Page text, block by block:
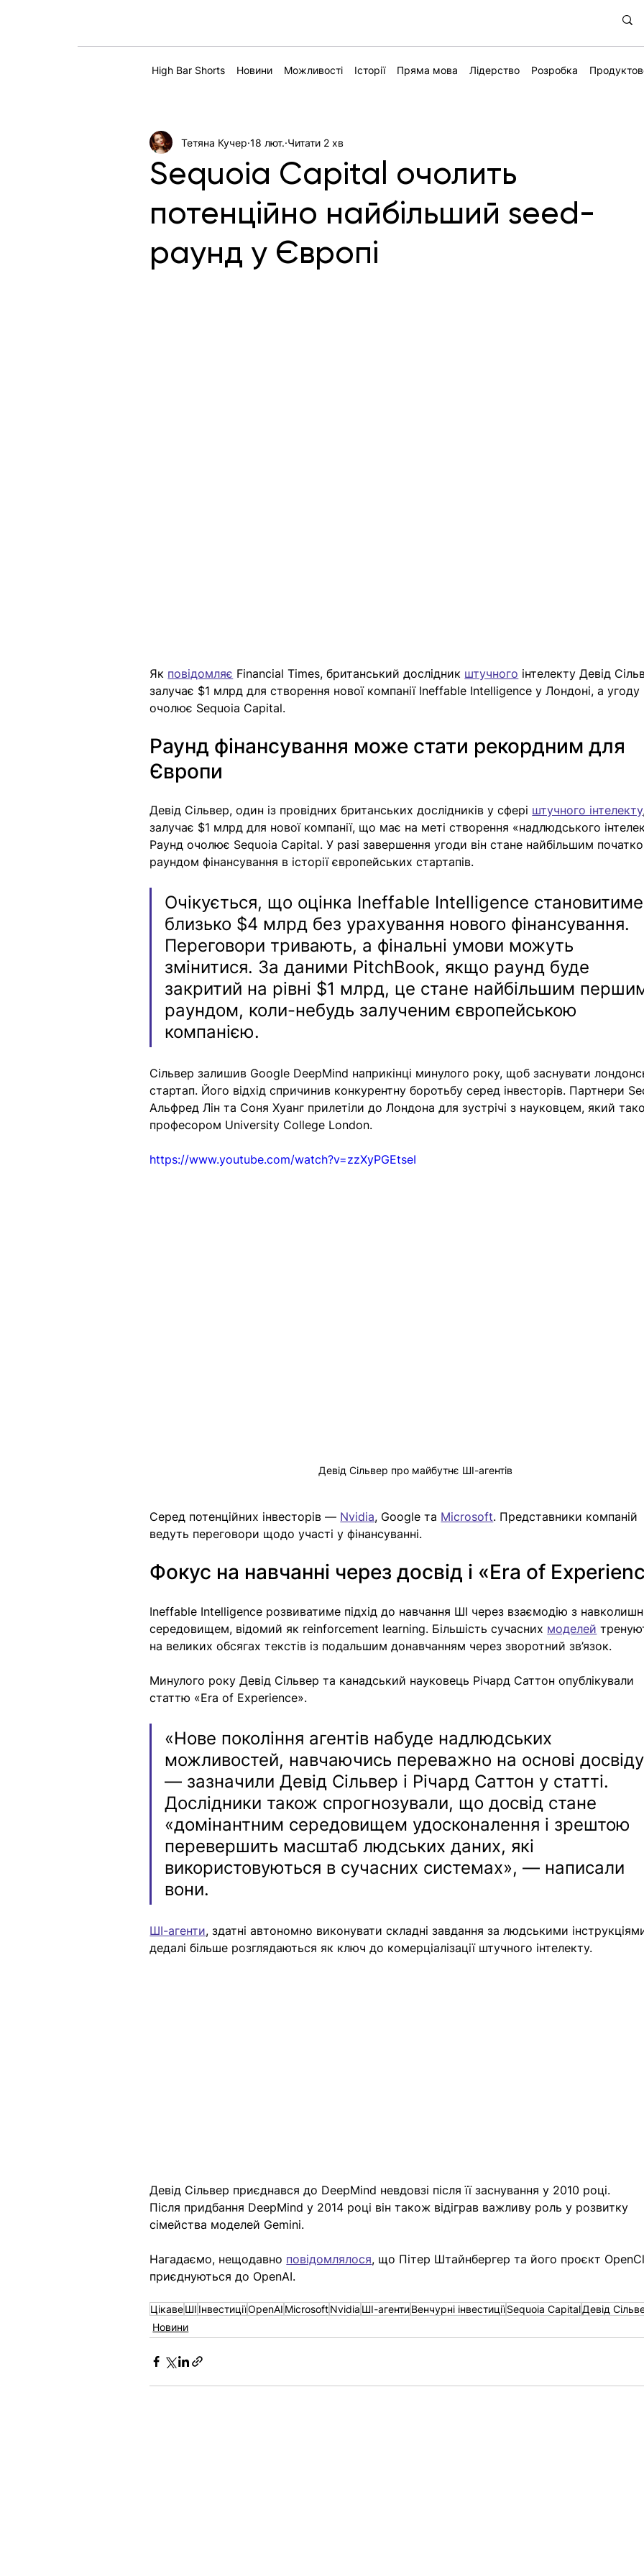
High Bar Shorts Новини Можливості Історії Пряма мова Лідерство Розробка
Sequoia Capital очолить
потенційно найбільший seed-
раунд у Європі
Тетяна Кучер 18 лют. Читати 2 хв
Як повідомляє Financial Times, британський дослідник штучного інтелекту Девід
залучає $1 млрд для створення нової компанії Ineffable Intelligence у Лондоні, а угоду
очолює Sequoia Capital.
Раунд фінансування може стати рекордним для
Європи
Девід Сільвер, один із провідних британських дослідників у сфері штучного інтелекту
залучає $1 млрд для нової компанії, що має на меті створення «надлюдського
Раунд очолює Sequoia Capital. У разі завершення угоди він стане найбільшим
раундом фінансування в історії європейських стартапів.
Очікується, що оцінка Ineffable Intelligence
близько $4 млрд без урахування нового фінансування.
Переговори тривають, а фінальні умови можуть
змінитися. За даними PitchBook, якщо раунд буде
закритий на рівні $1 млрд, це стане найбільшим
раундом, коли-небудь залученим європейською
компанією.
Сільвер залишив Google DeepMind наприкінці минулого року, щоб заснувати
стартап. Його відхід спричинив конкурентну боротьбу серед інвесторів. Партнери
Альфред Лін та Соня Хуанг прилетіли до Лондона для зустрічі з науковцем, який
професором University College London.
https://www.youtube.com/watch?v=zzXyPGEtseI
Девід Сільвер про майбутнє ШІ-агентів
Серед потенційних інвесторів — Nvidia, Google та Microsoft. Представники компаній
ведуть переговори щодо участі у фінансуванні.
Фокус на навчанні через досвід і «Era of
Ineffable Intelligence розвиватиме підхід до навчання ШІ через взаємодію з
середовищем, відомий як reinforcement learning. Більшість сучасних моделей
на великих обсягах текстів із подальшим донавчанням через зворотний зв’язок.
Минулого року Девід Сільвер та канадський науковець Річард Саттон опублікували
статтю «Era of Experience».
«Нове покоління агентів набуде надлюдських
можливостей, навчаючись переважно на основі
— зазначили Девід Сільвер і Річард Саттон у статті.
Дослідники також спрогнозували, що досвід стане
«домінантним середовищем удосконалення і зрештою
перевершить масштаб людських даних, які
використовуються в сучасних системах», — написали
вони.
ШІ-агенти, здатні автономно виконувати складні завдання за людськими
дедалі більше розглядаються як ключ до комерціалізації штучного інтелекту.
Девід Сільвер приєднався до DeepMind невдовзі після її заснування у 2010 році.
Після придбання DeepMind у 2014 році він також відіграв важливу роль у розвитку
сімейства моделей Gemini.
Нагадаємо, нещодавно повідомлялося, що Пітер Штайнбергер та його проєкт
приєднуються до OpenAI.
ЦікавеШІ ІнвестиціїOpenAI MicrosoftNvidia ШІ-агентиВенчурні інвестиціїSequoia CapitalДевід
Новини